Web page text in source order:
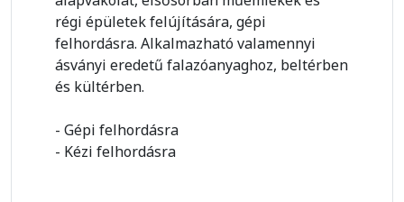
régi épületek felújítására, gépi
felhordásra. Alkalmazható valamennyi
ásványi eredetű falazóanyaghoz, beltérben
és kültérben.
- Gépi felhordásra
- Kézi felhordásra